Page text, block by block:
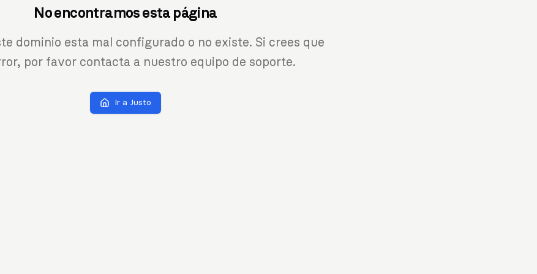
No encontramos esta página
dominio esta mal configurado o no existe. Si crees que
por favor contacta a nuestro equipo de soporte.
Ir a Justo